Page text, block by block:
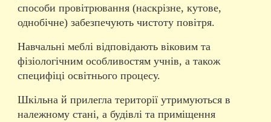
способи провітрювання (наскрізне, кутове,
однобічне) забезпечують чистоту повітря.
Навчальні меблі відповідають віковим та
фізіологічним особливостям учнів, а також
специфіці освітнього процесу.
Шкільна й прилегла території утримуються в
належному стані, а будівлі та приміщення